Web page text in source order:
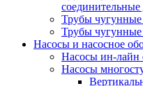
соединительные
Трубы
Трубы
Насосы и насосное
Насосы ин-лайн
Насосы